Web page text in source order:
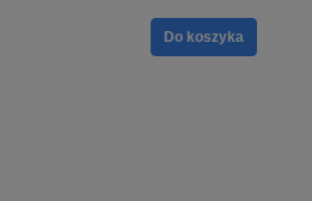
Do koszyka